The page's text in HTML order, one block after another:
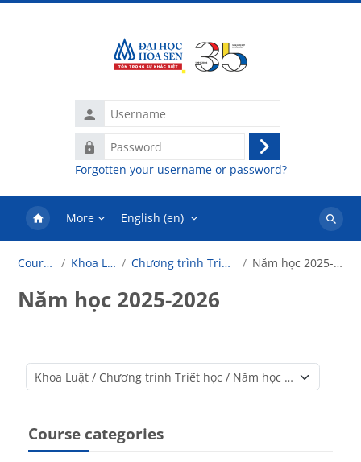
Username
Password
Log
in
Forgotten your username or password?
More English ‎(en)‎
Search
Courses Khoa Luật Chương trình Triết học Năm học 2025-2026
Năm học 2025-2026
Course categories
Course categories